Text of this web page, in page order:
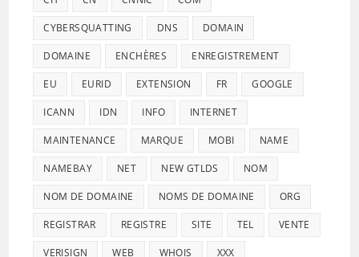
CYBERSQUATTING DNS DOMAIN
DOMAINE ENCHÈRES ENREGISTREMENT
EU EURID EXTENSION FR GOOGLE
ICANN IDN INFO INTERNET
MAINTENANCE MARQUE MOBI NAME
NAMEBAY NET NEW GTLDS NOM
NOM DE DOMAINE NOMS DE DOMAINE ORG
REGISTRAR REGISTRE SITE TEL VENTE
VERISIGN WEB WHOIS XXX